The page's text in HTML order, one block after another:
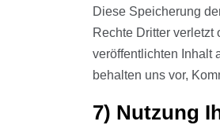
Diese Speicherung
Rechte Dritter verletzt
veröffentlichten Inhalt
behalten uns vor,
7) Nutzung